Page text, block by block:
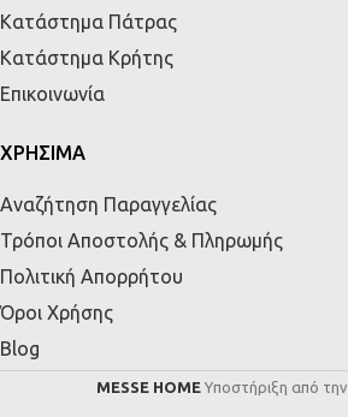
Κατάστημα Πάτρας
Κατάστημα Κρήτης
Επικοινωνία
ΧΡΗΣΙΜΑ
Αναζήτηση Παραγγελίας
Τρόποι Αποστολής & Πληρωμής
Πολιτική Απορρήτου
Όροι Χρήσης
Blog
MESSE HOME Υποστήριξη από την